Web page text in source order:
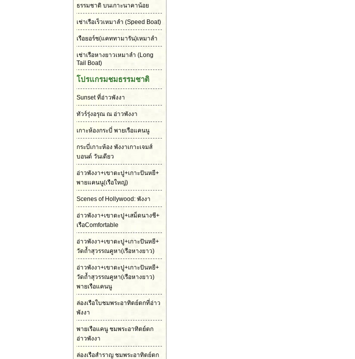
ธรรมชาติ บนเกาะนาคาน้อย
เช่าเรือเร็วเหมาลำ (Speed Boat)
เรือยอร์ช(แคททามารัน)เหมาลำ
เช่าเรือหางยาวเหมาลำ (Long
Tail Boat)
โปรแกรมชมธรรมชาติ
Sunset ที่อ่าวพังงา
ทัวร์รุ่งอรุณ ณ อ่าวพังงา
เกาะห้องกระบี่ พายเรือแคนนู
กระบี่เกาะห้อง พังงาเกาะเจมส์
บอนด์ วันเดียว
อ่าวพังงา+เขาตะปู+เกาะปันหยี+
พายแคนนู(เรือใหญ่)
Scenes of Hollywood: พังงา
อ่าวพังงา+เขาตะปู+เสม็ดนางชี+
เรือComfortable
อ่าวพังงา+เขาตะปู+เกาะปันหยี+
วัดถ้ำสุวรรณคูหา(เรือหางยาว)
อ่าวพังงา+เขาตะปู+เกาะปันหยี+
วัดถ้ำสุวรรณคูหา(เรือหางยาว)
พายเรือแคนนู
ล่องเรือใบชมพระอาทิตย์ตกที่อ่าว
พังงา
พายเรือแคนู ชมพระอาทิตย์ตก
อ่าวพังงา
ล่องเรือสำราญ ชมพระอาทิตย์ตก